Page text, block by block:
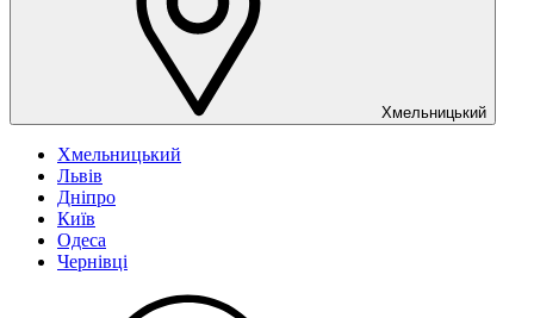
Хмельницький
Хмельницький
Львів
Дніпро
Київ
Одеса
Чернівці